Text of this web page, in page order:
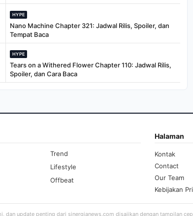
HYPE
Nano Machine Chapter 321: Jadwal Rilis, Spoiler, dan
Tempat Baca
HYPE
Tears on a Withered Flower Chapter 110: Jadwal Rilis,
Spoiler, dan Cara Baca
Trend
Lifestyle
Offbeat
Halaman
Kontak
Contact
Our Team
Kebijakan
dan update penting dari sinergianews.com disajikan dengan tampilan